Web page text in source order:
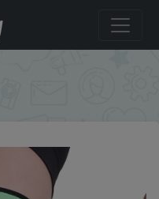
Compression Sleeve
Elbow Fitness Protective